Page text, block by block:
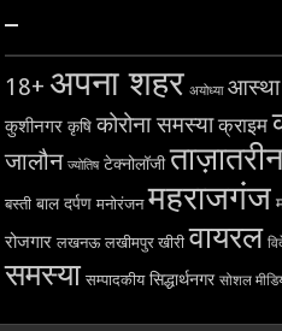
–
18+ अपना शहर अयोध्या आस्था
कुशीनगर कृषि कोरोना समस्या क्राइम
जालौन ज्योतिष टेक्नोलॉजी
बस्ती बाल दर्पण मनोरंजन महराजगंज
रोजगार लखनऊ लखीमपुर खीरी वायरल
समस्या सम्पादकीय सिद्धार्थनगर सोशल